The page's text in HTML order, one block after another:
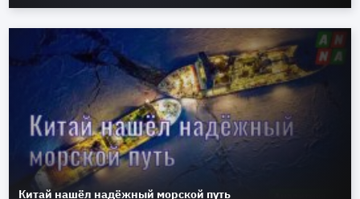
Китай нашёл надёжный морской путь